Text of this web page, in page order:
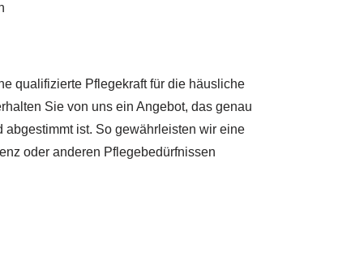
qualifizierte Pflegekraft für die häusliche
Sie von uns ein Angebot, das genau
ist. So gewährleisten wir eine
oder anderen Pflegebedürfnissen